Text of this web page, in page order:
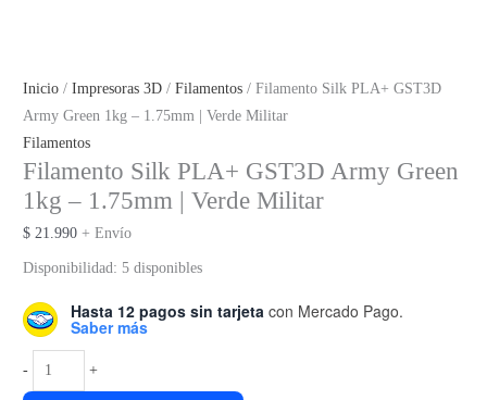
Inicio /Impresoras 3D /Filamentos / Filamento Silk PLA+ GST3D
Army Green 1kg – 1.75mm | Verde Militar
Filamentos
Filamento Silk PLA+ GST3D Army Green
1kg – 1.75mm | Verde Militar
$ 21.990 + Envío
Disponibilidad: 5 disponibles
Hasta 12 pagos sin tarjeta con Mercado Pago.
Saber más
-
Filamento
Silk
+